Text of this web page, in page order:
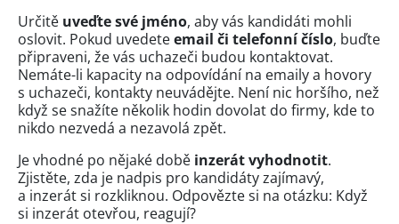
Určitě uveďte své jméno, aby vás kandidáti mohli
oslovit. Pokud uvedeteemail či telefonní číslo, buďte
připraveni, že vás uchazeči budou kontaktovat.
Nemáte-li kapacity na odpovídání na emaily a hovory
s uchazeči, kontakty neuvádějte. Není nic horšího, než
když se snažíte několik hodin dovolat do firmy, kde to
nikdo nezvedá a nezavolá zpět.
Je vhodné po nějaké době inzerát vyhodnotit.
Zjistěte, zda je nadpis pro kandidáty zajímavý,
a inzerát si rozkliknou. Odpovězte si na otázku: Když
si inzerát otevřou, reagují?